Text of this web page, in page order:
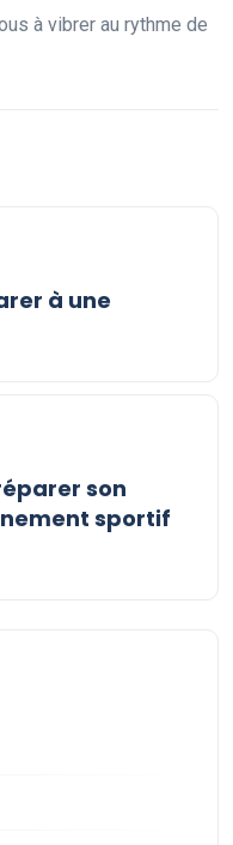
à vibrer au rythme de
à une
son
sportif